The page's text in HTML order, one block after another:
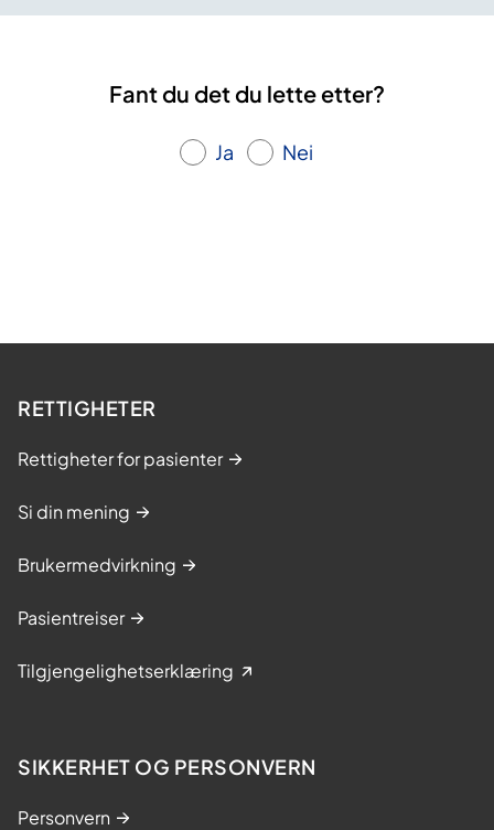
Fant du det du lette etter?
Ja Nei
RETTIGHETER
Rettigheter for pasienter
Si din mening
Brukermedvirkning
Pasientreiser
Tilgjengelighetserklæring
SIKKERHET OG PERSONVERN
Personvern